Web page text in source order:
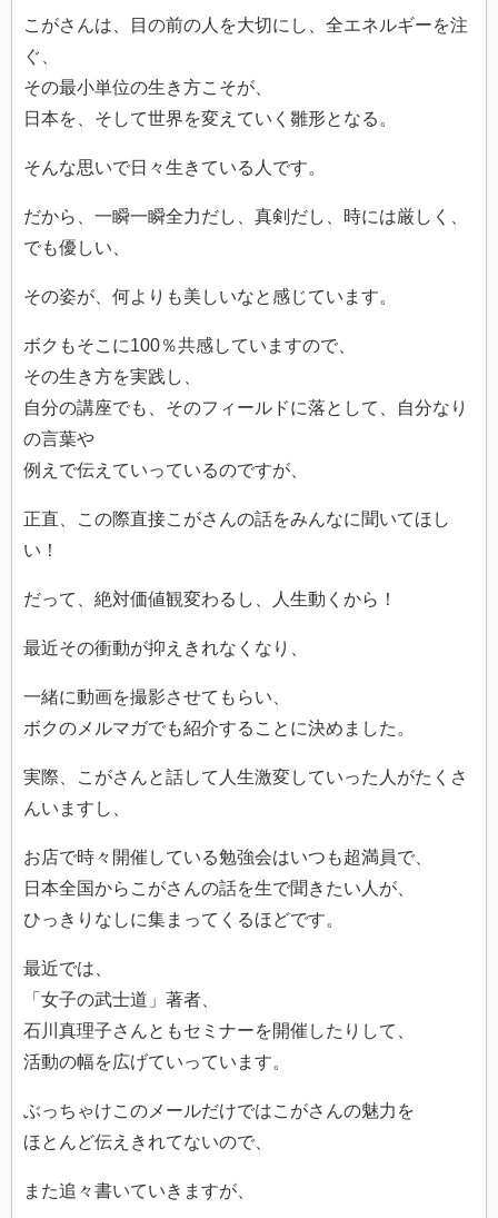
こがさんは、目の前の人を大切にし、全エネルギーを注
ぐ、
その最小単位の生き方こそが、
日本を、そして世界を変えていく雛形となる。
そんな思いで日々生きている人です。
だから、一瞬一瞬全力だし、真剣だし、時には厳しく、
でも優しい、
その姿が、何よりも美しいなと感じています。
ボクもそこに100％共感していますので、
その生き方を実践し、
自分の講座でも、そのフィールドに落として、自分なり
の言葉や
例えで伝えていっているのですが、
正直、この際直接こがさんの話をみんなに聞いてほし
い！
だって、絶対価値観変わるし、人生動くから！
最近その衝動が抑えきれなくなり、
一緒に動画を撮影させてもらい、
ボクのメルマガでも紹介することに決めました。
実際、こがさんと話して人生激変していった人がたくさ
んいますし、
お店で時々開催している勉強会はいつも超満員で、
日本全国からこがさんの話を生で聞きたい人が、
ひっきりなしに集まってくるほどです。
最近では、
「女子の武士道」著者、
石川真理子さんともセミナーを開催したりして、
活動の幅を広げていっています。
ぶっちゃけこのメールだけではこがさんの魅力を
ほとんど伝えきれてないので、
また追々書いていきますが、